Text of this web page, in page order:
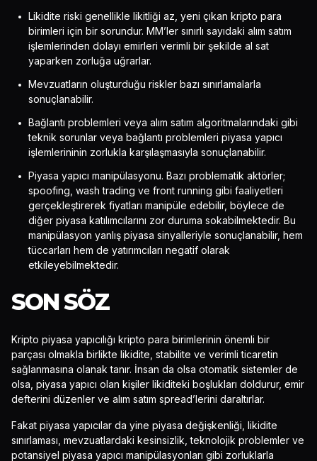
Likidite riski genellikle likitliği az, yeni çıkan kripto para
birimleri için bir sorundur. MM’ler sınırlı sayıdaki alım satım
işlemlerinden dolayı emirleri verimli bir şekilde al sat
yaparken zorluğa uğrarlar.
Mevzuatların oluşturduğu riskler bazı sınırlamalarla
sonuçlanabilir.
Bağlantı problemleri veya alım satım algoritmalarındaki gibi
teknik sorunlar veya bağlantı problemleri piyasa yapıcı
işlemlerininin zorlukla karşılaşmasıyla sonuçlanabilir.
Piyasa yapıcı manipülasyonu. Bazı problematik aktörler;
spoofing, wash trading ve front running gibi faaliyetleri
gerçekleştirerek fiyatları manipüle edebilir, böylece de
diğer piyasa katılımcılarını zor duruma sokabilmektedir. Bu
manipülasyon yanlış piyasa sinyalleriyle sonuçlanabilir, hem
tüccarları hem de yatırımcıları negatif olarak
etkileyebilmektedir.
SON SÖZ
Kripto piyasa yapıcılığı kripto para birimlerinin önemli bir
parçası olmakla birlikte likidite, stabilite ve verimli ticaretin
sağlanmasına olanak tanır. İnsan da olsa otomatik sistemler de
olsa, piyasa yapıcı olan kişiler likiditeki boşlukları doldurur, emir
defterini düzenler ve alım satım spread’lerini daraltırlar.
Fakat piyasa yapıcılar da yine piyasa değişkenliği, likidite
sınırlaması, mevzuatlardaki kesinsizlik, teknolojik problemler ve
potansiyel piyasa yapıcı manipülasyonları gibi zorluklarla